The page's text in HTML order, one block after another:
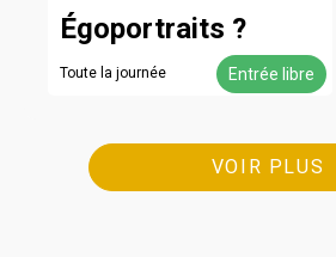
Égoportraits ?
Toute la journée Entrée libre
VOIR PLUS